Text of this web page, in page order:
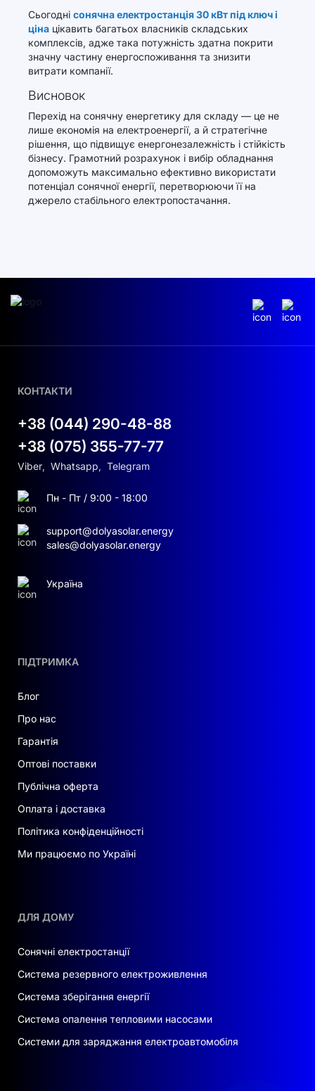
Сьогодні сонячна електростанція 30 кВт під ключ і
ціна цікавить багатьох власників складських
комплексів, адже така потужність здатна покрити
значну частину енергоспоживання та знизити
витрати компанії.
Висновок
Перехід на сонячну енергетику для складу — це не
лише економія на електроенергії, а й стратегічне
рішення, що підвищує енергонезалежність і стійкість
бізнесу. Грамотний розрахунок і вибір обладнання
допоможуть максимально ефективно використати
потенціал сонячної енергії, перетворюючи її на
джерело стабільного електропостачання.
ПІДТРИМКА
Блог
Про нас
Гарантія
Оптові поставки
Публічна оферта
Оплата і доставка
Політика конфіденційності
Ми працюємо по Україні
ДЛЯ ДОМУ
Сонячні електростанції
Система резервного електроживлення
Система зберігання енергії
Система опалення тепловими насосами
Системи для заряджання електроавтомобіля
КОНТАКТИ
+38 (044) 290-48-88
+38 (075) 355-77-77
Viber, Whatsapp, Telegram
Пн - Пт / 9:00 - 18:00
support@dolyasolar.energy
sales@dolyasolar.energy
Україна